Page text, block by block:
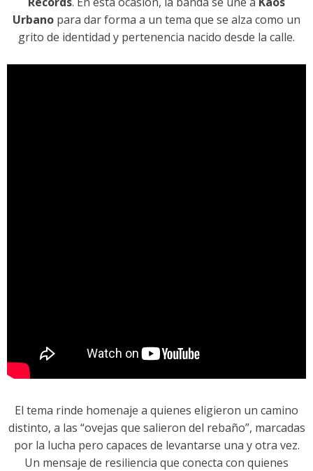
Urbano para dar forma a un tema que se alza como un
grito de identidad y pertenencia nacido desde la calle.
El tema rinde homenaje a quienes eligieron un camino
distinto, a las “ovejas que salieron del rebaño”, marcadas
por la lucha pero capaces de levantarse una y otra vez.
Un mensaje de resiliencia que conecta con quienes